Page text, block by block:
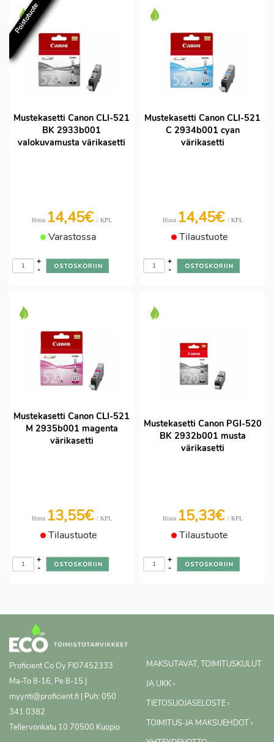
Poistotuote
Mustekasetti Canon CLI-521
BK 2933b001
valokuvamusta värikasetti
Hinta 14,45€ / KPL
Varastossa
-
+
Mustekasetti Canon CLI-521
C 2934b001 cyan
värikasetti
Hinta 14,45€ / KPL
Tilaustuote
-
+
Mustekasetti Canon CLI-521
M 2935b001 magenta
värikasetti
Hinta 13,55€ / KPL
Tilaustuote
-
+
Mustekasetti Canon PGI-520
BK 2932b001 musta
värikasetti
Hinta 15,33€ / KPL
Tilaustuote
-
+
Proficient Co Oy FI07452333
Ma-To 8-16, Pe 8-15 |
myynti@proficient.fi | Puh: 050
341 0382
Tellervonkatu 10 70500 Kuopio
MAKSUTAVAT, TOIMITUSKULUT
JA UKK ›
TIETOSUOJASELOSTE ›
TOIMITUS-JA MAKSUEHDOT ›